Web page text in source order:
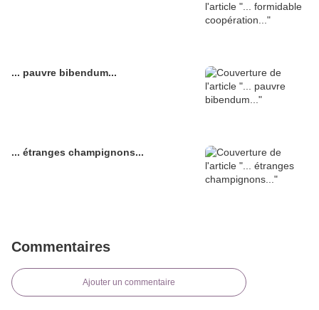
... pauvre bibendum...
... étranges champignons...
Commentaires
Ajouter un commentaire